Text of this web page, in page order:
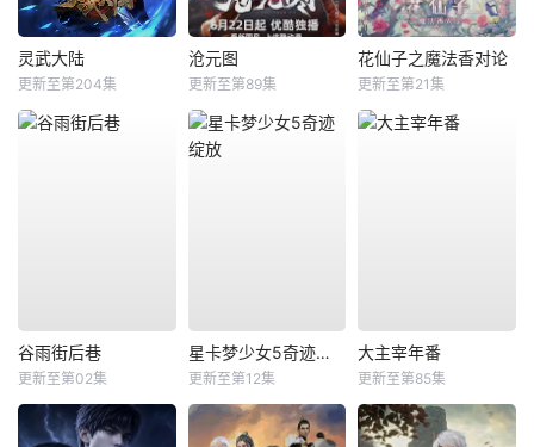
灵武大陆
更新至第204集
沧元图
更新至第89集
花仙子之魔法香对论
更新至第21集
谷雨街后巷
更新至第02集
星卡梦少女5奇迹绽放
更新至第12集
大主宰年番
更新至第85集